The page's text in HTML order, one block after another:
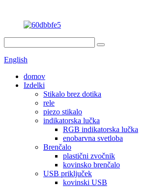
English
domov
Izdelki
Stikalo brez dotika
rele
piezo stikalo
indikatorska lučka
RGB indikatorska lučka
enobarvna svetloba
Brenčalo
plastični zvočnik
kovinsko brenčalo
USB priključek
kovinski USB